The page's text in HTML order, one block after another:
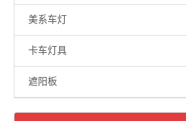
美系车灯
卡车灯具
遮阳板